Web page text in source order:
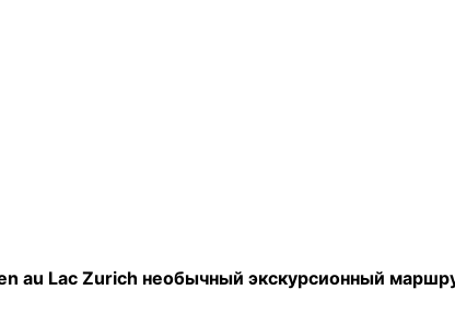
au Lac Zurich необычный экскурсионный